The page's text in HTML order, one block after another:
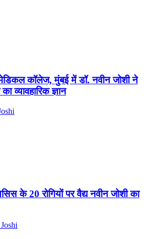
कॉलेज, मुंबई में डॉ. नवीन जोशी ने
व्यावहारिक ज्ञान
के 20 रोगियों पर वैद्य नवीन जोशी का